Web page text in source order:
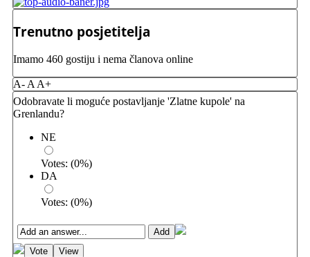
Trenutno posjetitelja
Imamo 460 gostiju i nema članova online
A- A A+
Odobravate li moguće postavljanje 'Zlatne kupole' na
Grenlandu?
NE
Votes: (0%)
DA
Votes: (0%)